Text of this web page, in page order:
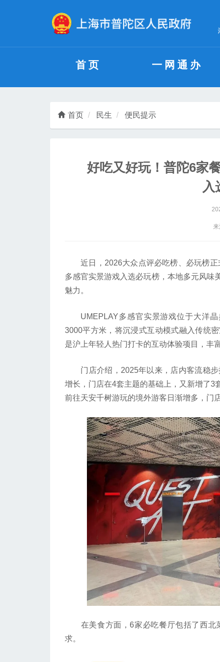
首页 一网通办
首页 民生 便民提示
好吃又好玩！普陀6家
入
来
近日，2026大众点评必吃榜、必玩榜正
多感官实景游戏入选必玩榜，本地多元风味
魅力。
UMEPLAY多感官实景游戏位于大洋晶
3000平方米，将沉浸式互动模式融入传统
是沪上年轻人热门打卡的互动体验项目，丰
门店介绍，2025年以来，店内客流稳步
增长，门店在4套主题的基础上，又新增了3
前往天安千树游玩的境外游客日渐增多，门
在美食方面，6家必吃餐厅包括了西北
求。